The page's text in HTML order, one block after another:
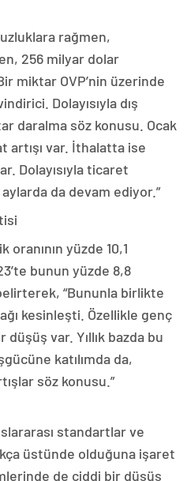
rağmen,
256 milyar dolar
miktar OVP’nin üzerinde
Dolayısıyla dış
daralma söz konusu. Ocak
artışı var. İthalatta ise
Dolayısıyla ticaret
da devam ediyor.”
oranının yüzde 10,1
bunun yüzde 8,8
“Bununla birlikte
kesinleşti. Özellikle genç
var. Yıllık bazda bu
katılımda da,
söz konusu.”
standartlar ve
üstünde olduğuna işaret
de ciddi bir düşüş